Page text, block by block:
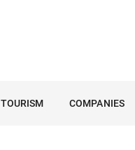
TOURISM COMPANIES